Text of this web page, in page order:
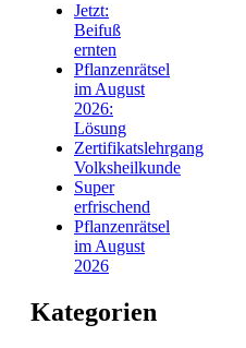
Jetzt:
Beifuß
ernten
Pflanzenrätsel
im August
2026:
Lösung
Zertifikatslehrgang
Volksheilkunde
Super
erfrischend
Pflanzenrätsel
im August
2026
Kategorien